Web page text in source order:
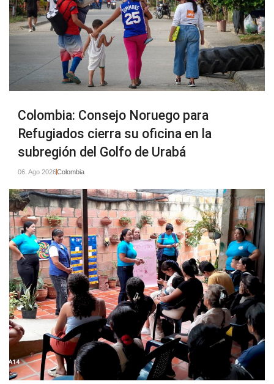
Colombia: Consejo Noruego para
Refugiados cierra su oficina en la
subregión del Golfo de Urabá
06. Ago 2026Colombia